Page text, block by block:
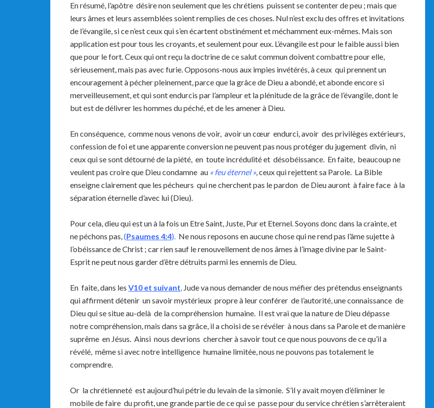
En résumé, l’apôtre désire non seulement que les chrétiens puissent se contenter de peu ; mais que
leurs âmes et leurs assemblées soient remplies de ces choses. Nul n’est exclu des offres et invitations
de l’évangile, si ce n’est ceux qui s’en écartent obstinément et méchamment eux-mêmes. Mais son
application est pour tous les croyants, et seulement pour eux. L’évangile est pour le faible aussi bien
que pour le fort. Ceux qui ont reçu la doctrine de ce salut commun doivent combattre pour elle,
sérieusement, mais pas avec furie. Opposons-nous aux impies invétérés, à ceux qui prennent un
encouragement à pécher pleinement, parce que la grâce de Dieu a abondé, et abonde encore si
merveilleusement, et qui sont endurcis par l’ampleur et la plénitude de la grâce de l’évangile, dont le
but est de délivrer les hommes du péché, et de les amener à Dieu.
En conséquence, comme nous venons de voir, avoir un cœur endurci, avoir des privilèges extérieurs,
confession de foi et une apparente conversion ne peuvent pas nous protéger du jugement divin, ni
ceux qui se sont détourné de la piété, en toute incrédulité et désobéissance. En faite, beaucoup ne
veulent pas croire que Dieu condamne au « feu éternel », ceux qui rejettent sa Parole. La Bible
enseigne clairement que les pécheurs qui ne cherchent pas le pardon de Dieu auront à faire face à la
séparation éternelle d’avec lui (Dieu).
Pour cela, dieu qui est un à la fois un Etre Saint, Juste, Pur et Eternel. Soyons donc dans la crainte, et
ne péchons pas,(Psaumes 4:4). Ne nous reposons en aucune chose qui ne rend pas l’âme sujette à
l’obéissance de Christ ; car rien sauf le renouvellement de nos âmes à l’image divine par le Saint-
Esprit ne peut nous garder d’être détruits parmi les ennemis de Dieu.
En faite, dans les V10 et suivant, Jude va nous demander de nous méfier des prétendus enseignants
qui affirment détenir un savoir mystérieux propre à leur conférer de l’autorité, une connaissance de
Dieu qui se situe au-delà de la compréhension humaine. Il est vrai que la nature de Dieu dépasse
notre compréhension, mais dans sa grâce, il a choisi de se révéler à nous dans sa Parole et de manière
suprême en Jésus. Ainsi nous devrions chercher à savoir tout ce que nous pouvons de ce qu’il a
révélé, même si avec notre intelligence humaine limitée, nous ne pouvons pas totalement le
comprendre.
Or la chrétienneté est aujourd’hui pétrie du levain de la simonie. S’il y avait moyen d’éliminer le
mobile de faire du profit, une grande partie de ce qui se passe pour du service chrétien s’arrêteraient